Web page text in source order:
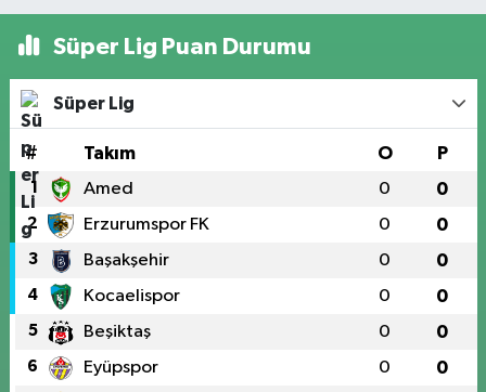
Süper Lig Puan Durumu
Süper Lig
# Takım O P
1 Amed 0 0
2 Erzurumspor FK 0 0
3 Başakşehir 0 0
4 Kocaelispor 0 0
5 Beşiktaş 0 0
6 Eyüpspor 0 0